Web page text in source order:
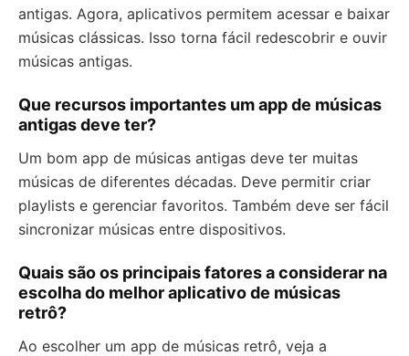
antigas. Agora, aplicativos permitem acessar e baixar
músicas clássicas. Isso torna fácil redescobrir e ouvir
músicas antigas.
Que recursos importantes um app de músicas
antigas deve ter?
Um bom app de músicas antigas deve ter muitas
músicas de diferentes décadas. Deve permitir criar
playlists e gerenciar favoritos. Também deve ser fácil
sincronizar músicas entre dispositivos.
Quais são os principais fatores a considerar na
escolha do melhor aplicativo de músicas
retrô?
Ao escolher um app de músicas retrô, veja a